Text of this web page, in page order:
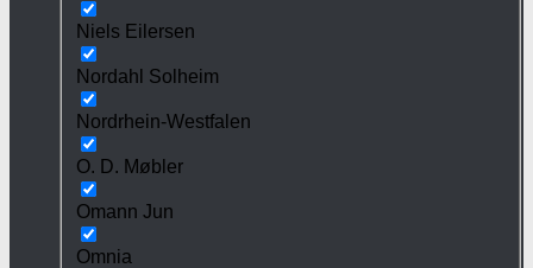
Niels Eilersen
Nordahl Solheim
Nordrhein-Westfalen
O. D. Møbler
Omann Jun
Omnia